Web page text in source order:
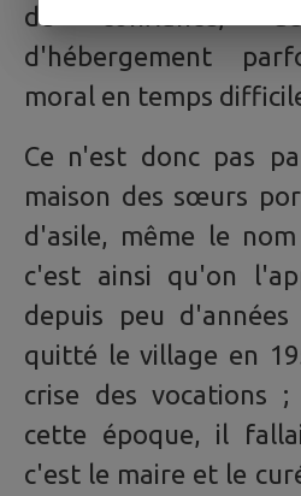
de confiance, de
d'hébergement
moral en temps
Ce n'est donc pas
maison des sœurs
d'asile, même le
c'est ainsi qu'on
depuis peu
quitté le village en
crise des vocations
cette époque, il
c'est le maire et le